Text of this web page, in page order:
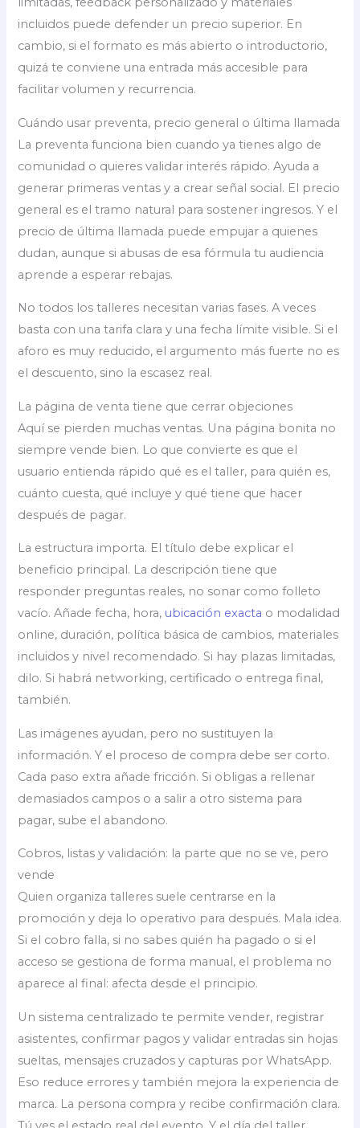
incluidos puede defender un precio superior. En
cambio, si el formato es más abierto o introductorio,
quizá te conviene una entrada más accesible para
facilitar volumen y recurrencia.
Cuándo usar preventa, precio general o última llamada
La preventa funciona bien cuando ya tienes algo de
comunidad o quieres validar interés rápido. Ayuda a
generar primeras ventas y a crear señal social. El precio
general es el tramo natural para sostener ingresos. Y el
precio de última llamada puede empujar a quienes
dudan, aunque si abusas de esa fórmula tu audiencia
aprende a esperar rebajas.
No todos los talleres necesitan varias fases. A veces
basta con una tarifa clara y una fecha límite visible. Si el
aforo es muy reducido, el argumento más fuerte no es
el descuento, sino la escasez real.
La página de venta tiene que cerrar objeciones
Aquí se pierden muchas ventas. Una página bonita no
siempre vende bien. Lo que convierte es que el
usuario entienda rápido qué es el taller, para quién es,
cuánto cuesta, qué incluye y qué tiene que hacer
después de pagar.
La estructura importa. El título debe explicar el
beneficio principal. La descripción tiene que
responder preguntas reales, no sonar como folleto
vacío. Añade fecha, hora, ubicación exacta o modalidad
online, duración, política básica de cambios, materiales
incluidos y nivel recomendado. Si hay plazas limitadas,
dilo. Si habrá networking, certificado o entrega final,
también.
Las imágenes ayudan, pero no sustituyen la
información. Y el proceso de compra debe ser corto.
Cada paso extra añade fricción. Si obligas a rellenar
demasiados campos o a salir a otro sistema para
pagar, sube el abandono.
Cobros, listas y validación: la parte que no se ve, pero
vende
Quien organiza talleres suele centrarse en la
promoción y deja lo operativo para después. Mala idea.
Si el cobro falla, si no sabes quién ha pagado o si el
acceso se gestiona de forma manual, el problema no
aparece al final: afecta desde el principio.
Un sistema centralizado te permite vender, registrar
asistentes, confirmar pagos y validar entradas sin hojas
sueltas, mensajes cruzados y capturas por WhatsApp.
Eso reduce errores y también mejora la experiencia de
marca. La persona compra y recibe confirmación clara.